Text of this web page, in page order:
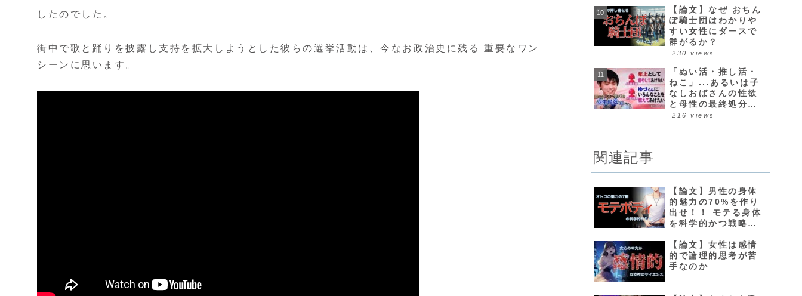
したのでした。
街中で歌と踊りを披露し支持を拡大しようとした彼らの選挙活動は、今なお政治史に残る 重要なワン
シーンに思います。
【論文】なぜ おちん
ぽ騎士団はわかりや
すい女性にダースで
群がるか？
230 views
「ぬい活・推し活・
ねこ」...あるいは子
なしおばさんの性欲
と母性の最終処分場
について
216 views
関連記事
【論文】男性の身体
的魅力の70%を作り
出せ！！ モテる身体
を科学的かつ戦略的
【論文】女性は感情
的で論理的思考が苦
手なのか